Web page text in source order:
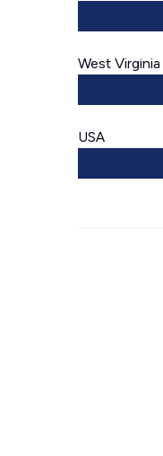
West Virginia
USA